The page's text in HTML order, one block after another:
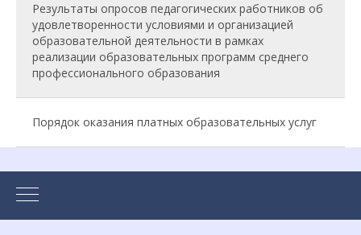
Результаты опросов педагогических работников об
удовлетворенности условиями и организацией
образовательной деятельности в рамках
реализации образовательных программ среднего
профессионального образования
Порядок оказания платных образовательных услуг